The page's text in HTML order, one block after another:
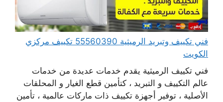
فني تكييف وتبريد الرميثية 55560390 تكييف مركزي
الكويت
فني تكييف الرميثية يقدم خدمات عديدة من خدمات
عالم التكييف و التبريد ، كتأمين قطع الغيار و المحلقات
الأصلية ، توفير أجهزة تكييف ذات ماركات عالمية ، تأمين